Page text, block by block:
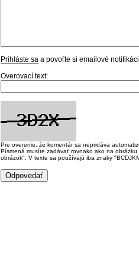
Prihláste sa a povoľte si emailové
Overovací text:
Pre overenie, že komentár sa nepridáva
Písmená musíte zadávať rovnako ako na
obrázok". V texte sa používajú iba znaky